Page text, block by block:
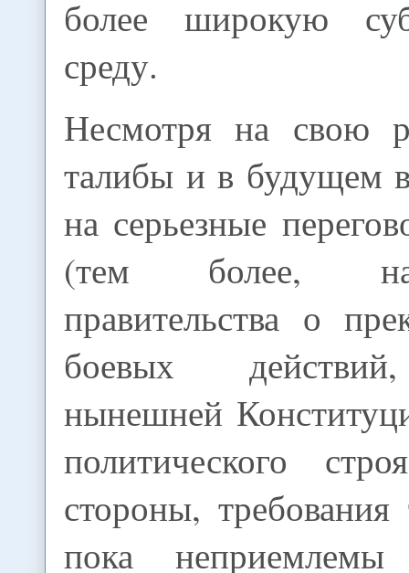
более широкую
среду.
Несмотря на свою
талибы и в будущем
на серьезные
(тем более,
правительства о
боевых
нынешней
политического
стороны,
пока